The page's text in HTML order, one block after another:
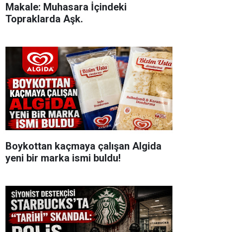
Makale: Muhasara İçindeki
Topraklarda Aşk.
Boykottan kaçmaya çalışan Algida
yeni bir marka ismi buldu!